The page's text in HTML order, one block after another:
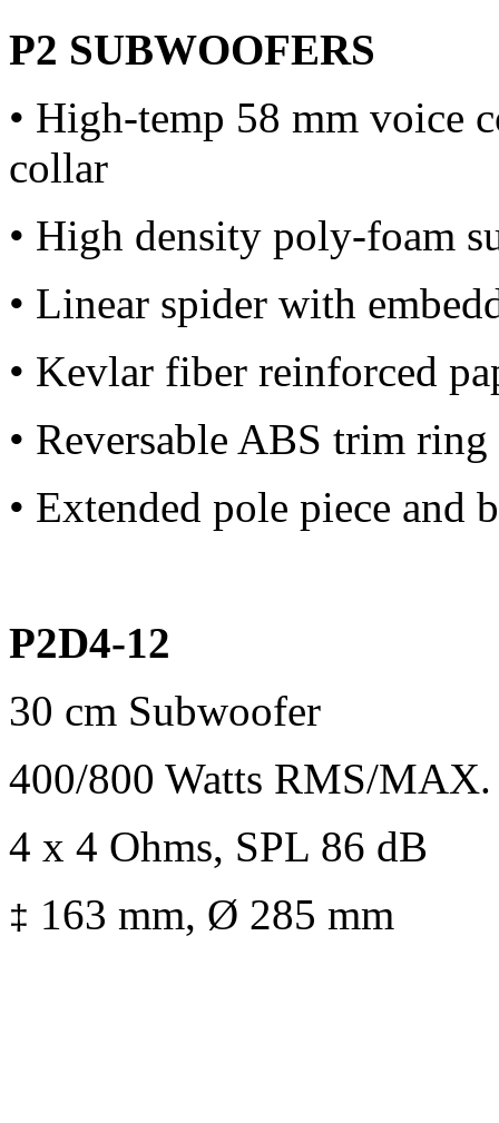
P2 SUBWOOFERS
• High-temp 58 mm
collar
• High density poly-foam
• Linear spider with
• Kevlar fiber reinforced
• Reversable ABS trim ring
• Extended pole piece and
P2D4-12
30 cm Subwoofer
400/800 Watts RMS/MAX.
4 x 4 Ohms, SPL 86 dB
‡ 163 mm, Ø 285 mm